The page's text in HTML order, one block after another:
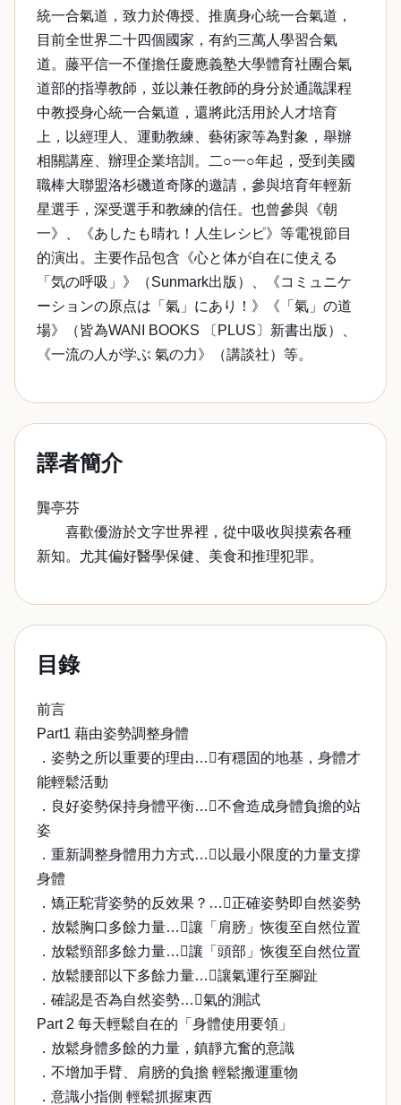
統一合氣道，致力於傳授、推廣身心統一合氣道，
目前全世界二十四個國家，有約三萬人學習合氣
道。藤平信一不僅擔任慶應義塾大學體育社團合氣
道部的指導教師，並以兼任教師的身分於通識課程
中教授身心統一合氣道，還將此活用於人才培育
上，以經理人、運動教練、藝術家等為對象，舉辦
相關講座、辦理企業培訓。二○一○年起，受到美國
職棒大聯盟洛杉磯道奇隊的邀請，參與培育年輕新
星選手，深受選手和教練的信任。也曾參與《朝
一》、《あしたも晴れ！人生レシピ》等電視節目
的演出。主要作品包含《心と体が自在に使える
「気の呼吸」》（Sunmark出版）、《コミュニケ
ーションの原点は「氣」にあり！》《「氣」の道
場》（皆為WANI BOOKS 〔PLUS〕新書出版）、
《一流の人が学ぶ 氣の力》（講談社）等。
譯者簡介
龔亭芬
喜歡優游於文字世界裡，從中吸收與摸索各種
新知。尤其偏好醫學保健、美食和推理犯罪。
目錄
前言
Part1 藉由姿勢調整身體
．姿勢之所以重要的理由…有穩固的地基，身體才
能輕鬆活動
．良好姿勢保持身體平衡…不會造成身體負擔的站
姿
．重新調整身體用力方式…以最小限度的力量支撐
身體
．矯正駝背姿勢的反效果？…正確姿勢即自然姿勢
．放鬆胸口多餘力量…讓「肩膀」恢復至自然位置
．放鬆頸部多餘力量…讓「頭部」恢復至自然位置
．放鬆腰部以下多餘力量…讓氣運行至腳趾
．確認是否為自然姿勢…氣的測試
Part 2 每天輕鬆自在的「身體使用要領」
．放鬆身體多餘的力量，鎮靜亢奮的意識
．不增加手臂、肩膀的負擔 輕鬆搬運重物
．意識小指側 輕鬆抓握東西